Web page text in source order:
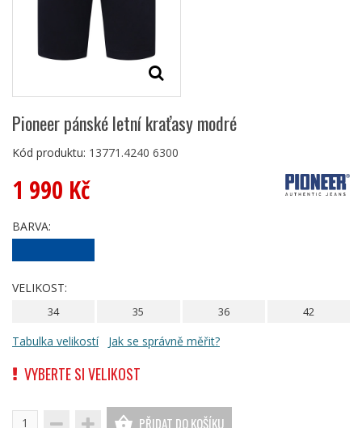
Pioneer pánské letní kraťasy modré
Kód produktu: 13771.4240 6300
1 990 Kč
BARVA:
VELIKOST:
34 35 36 42
Tabulka velikostí Jak se správně měřit?
VYBERTE SI VELIKOST
PŘIDAT DO KOŠÍKU